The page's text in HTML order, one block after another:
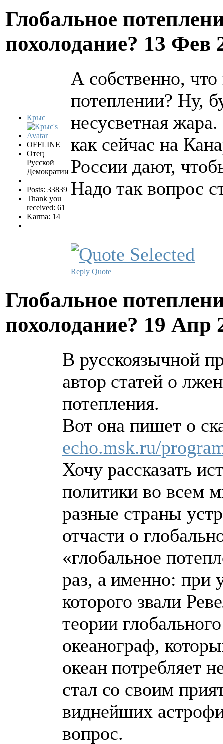
Глобальное
похолодание? 13 Фев
Крыс
OFFLINE
Отец
Русской
Демократии
Posts: 33839
Thank you
received: 61
Karma: 14
А собственно, что
потеплении? Ну,
несусветная
как сейчас на
России дают,
Надо так вопрос
Reply Quote
Глобальное
похолодание? 19 Апр
В русскоязычной
автор статей о
потепления.
Вот она пишет о
echo.msk.ru/
Хочу рассказать
политики во всем
разные страны
отчасти о
«глобальное
раз, а именно: при
которого звали
теории
океанограф,
океан потребляет
стал со своим
виднейших
вопрос.